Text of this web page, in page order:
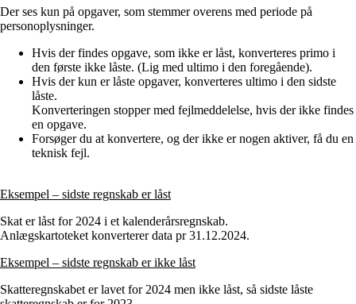
Der ses kun på opgaver, som stemmer overens med periode på
personoplysninger.
Hvis der findes opgave, som ikke er låst, konverteres primo i
den første ikke låste. (Lig med ultimo i den foregående).
Hvis der kun er låste opgaver, konverteres ultimo i den sidste
låste.
Konverteringen stopper med fejlmeddelelse, hvis der ikke findes
en opgave.
Forsøger du at konvertere, og der ikke er nogen aktiver, få du en
teknisk fejl.
Eksempel – sidste regnskab er låst
Skat er låst for 2024 i et kalenderårsregnskab.
Anlægskartoteket konverterer data pr 31.12.2024.
Eksempel – sidste regnskab er ikke låst
Skatteregnskabet er lavet for 2024 men ikke låst, så sidste låste